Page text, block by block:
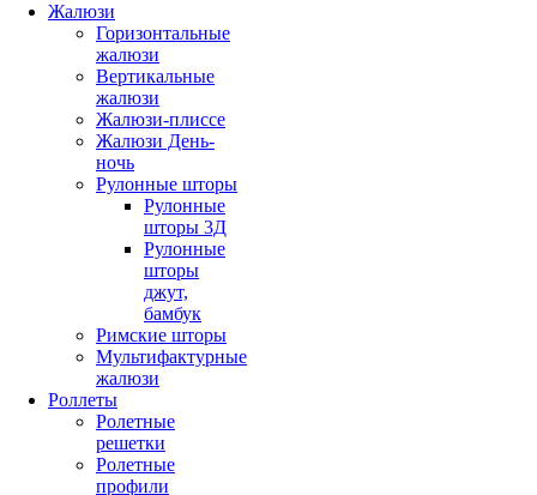
Жалюзи
Горизонтальные
жалюзи
Вертикальные
жалюзи
Жалюзи-плиссе
Жалюзи День-
ночь
Рулонные шторы
Рулонные
шторы 3Д
Рулонные
шторы
джут,
бамбук
Римские шторы
Мультифактурные
жалюзи
Роллеты
Ролетные
решетки
Ролетные
профили